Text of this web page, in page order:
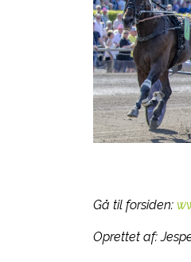
Gå til forsiden:
Oprettet af: